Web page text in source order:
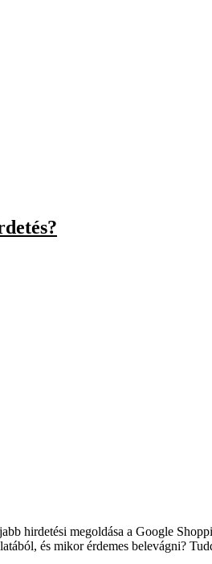
hirdetési megoldása a Google
és mikor érdemes belevágni?